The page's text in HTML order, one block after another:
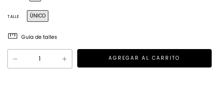
TALLE ÚNICO
Guía de talles